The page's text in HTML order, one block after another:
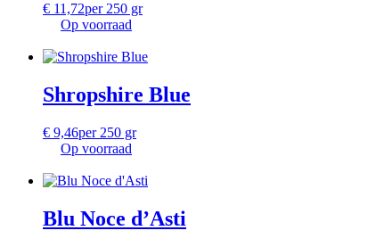
€ 11,72per 250 gr
Op voorraad
Shropshire Blue
€ 9,46per 250 gr
Op voorraad
Blu Noce d’Asti